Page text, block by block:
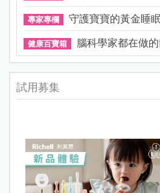
專家專欄 守護寶寶的黃金睡
健康百寶箱 腦科學家都在做
試用募集